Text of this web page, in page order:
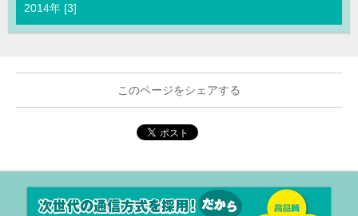
2014年 [3]
このページをシェアする